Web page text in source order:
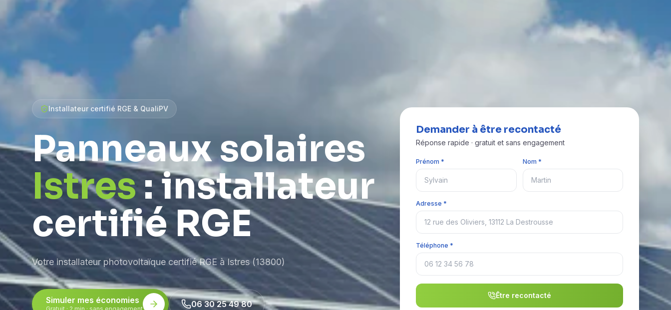
Installateur certifié RGE & QualiPV
Panneaux solaires
Istres: installateur
certifié RGE
Votre installateur photovoltaïque certifié RGE à Istres (13800)
Simuler mes économies 06 30 25 49 80
Demander à être recontacté
Réponse rapide · gratuit et sans engagement
Prénom * Nom *
Adresse *
Téléphone *
Être recontacté